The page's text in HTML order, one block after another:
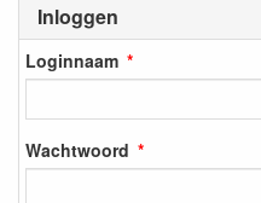
Inloggen
Loginnaam
Wachtwoord